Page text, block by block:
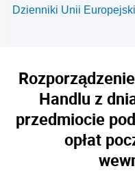
Dzienniki Unii
Handlu z
przedmiocie
opłat